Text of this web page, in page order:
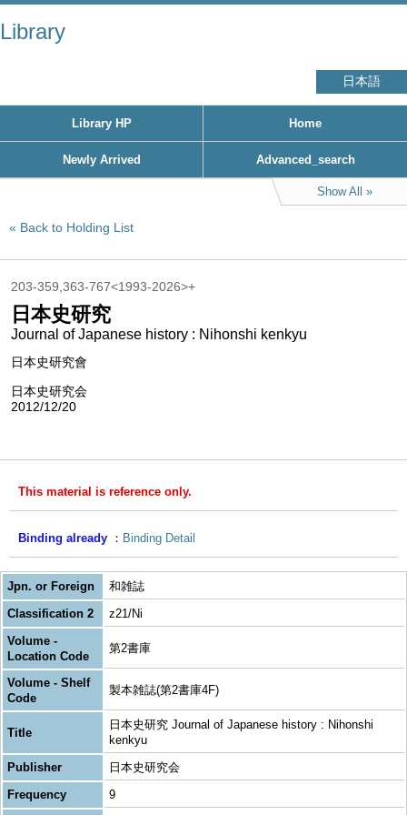
Library
日本語
Library HP Home
Newly Arrived Advanced_search
Show All
Back to Holding List
203-359,363-767<1993-2026>+
日本史研究
Journal of Japanese history : Nihonshi kenkyu
日本史研究會
日本史研究会
2012/12/20
This material is reference only.
Binding already Binding Detail
Jpn. or Foreign
和雑誌
Classification 2
z21/Ni
Volume -
Location Code
第2書庫
Volume - Shelf
Code
製本雑誌(第2書庫4F)
Title
日本史研究 Journal of Japanese history : Nihonshi
kenkyu
Publisher
日本史研究会
Frequency
9